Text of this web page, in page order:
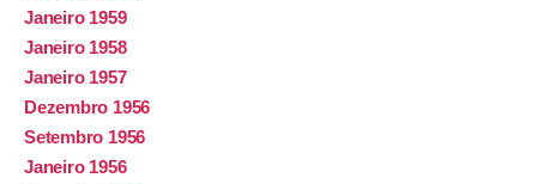
Janeiro 1959
Janeiro 1958
Janeiro 1957
Dezembro 1956
Setembro 1956
Janeiro 1956